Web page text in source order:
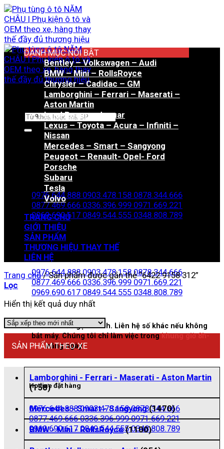
Bỏ
qua
nội
dung
Tìm
Hotline đặt hàng
0976.644.888 0903.478.158 0878.344.666
0877.469.666 0336.396.999 0971.669.221
0969.690.617 0849.544.555 0348.808.789
Zalo đặt hàng
0976.644.888 0903.478.158 0878.344.666
0877.469.666 0336.396.999 0971.669.221
0969.690.617 0849.544.555 0348.808.789
Nhấn vào để gọi nhanh. Liên hệ số khác nếu không
bắt máy. Chúng tôi chỉ làm việc trongkhung giờ 8h-
21hhằng ngày
Hotline đặt hàng
0976.644.888 0903.478.158 0878.344.666
0877.469.666 0336.396.999 0971.669.221
0969.690.617 0849.544.555 0348.808.789
DANH MỤC NỔI BẬT
Bentley – Volkswagen – Audi
BMW – Mini – RollsRoyce
Chrysler – Cadidac – GM
Lamborghini – Ferrari – Maserati –
Aston Martin
Land Rover – Jaguar
Lexus – Toyota – Acura – Infiniti –
Nissan
Mercedes – Smart – Sangyong
Peugeot – Renault- Opel- Ford
Porsche
Subaru
Tesla
Volvo
TRANG CHỦ
GIỚI THIỆU
SẢN PHẨM
THƯƠNG HIỆU THAY THẾ
LIÊN HỆ
Trang chủ /Sản phẩm được gắn thẻ “6422 9158 312”
Lọc
Hiển thị kết quả duy nhất
SẢN PHẨM THEO XE
Lamborghini - Ferrari - Maserati - Aston Martin
(158)
Mercedes - Smart - Sangyong (1470)
BMW - Mini - RollsRoyce (1100)